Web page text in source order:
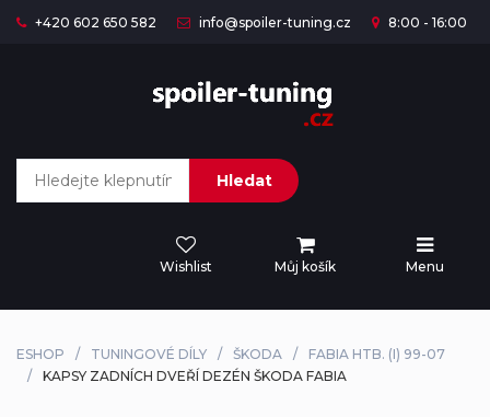
+420 602 650 582 info@spoiler-tuning.cz 8:00 - 16:00
Hledat
Wishlist Můj košík Menu
ESHOP TUNINGOVÉ DÍLY ŠKODA
FABIA HTB. (I) 99-07
KAPSY ZADNÍCH DVEŘÍ DEZÉN ŠKODA FABIA